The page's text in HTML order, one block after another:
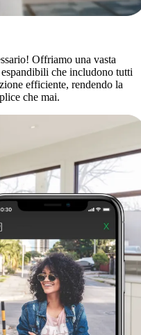
Offriamo una vasta
che includono tutti
efficiente, rendendo la
che mai.